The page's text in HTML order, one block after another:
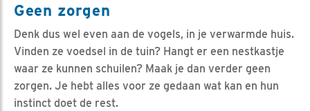
Geen zorgen
Denk dus wel even aan de vogels, in je verwarmde huis.
Vinden ze voedsel in de tuin? Hangt er een nestkastje
waar ze kunnen schuilen? Maak je dan verder geen
zorgen. Je hebt alles voor ze gedaan wat kan en hun
instinct doet de rest.